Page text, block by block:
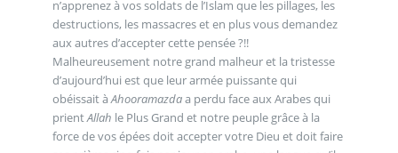
n’apprenez à vos soldats de l’Islam que les pillages, les
destructions, les massacres et en plus vous demandez
aux autres d’accepter cette pensée ?!!
Malheureusement notre grand malheur et la tristesse
d’aujourd’hui est que leur armée puissante qui
obéissait àAhooramazdaa perdu face aux Arabes qui
prientAllah le Plus Grand et notre peuple grâce à la
force de vos épées doit accepter votre Dieu et doit faire